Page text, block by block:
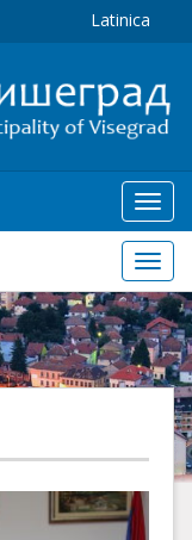
Latinica
мени